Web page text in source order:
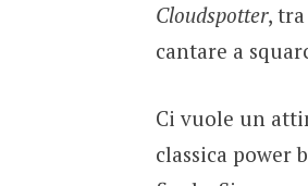
Cloudspotter,
cantare a
Ci vuole un
classica power